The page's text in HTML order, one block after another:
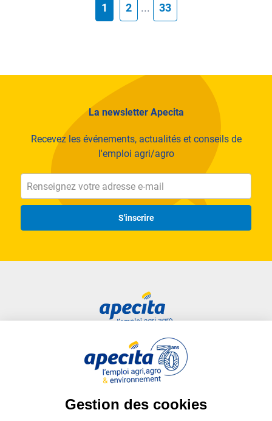
1 2 ... 33
La newsletter Apecita
Recevez les événements, actualités et conseils de
l'emploi agri/agro
S'inscrire
Liens utiles
Plan du site